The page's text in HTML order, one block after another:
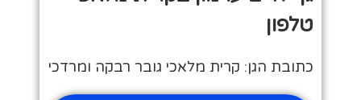
טלפון
כתובת הגן: קרית מלאכי גובר רבקה ומרדכי